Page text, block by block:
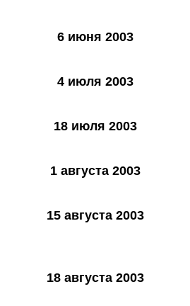
6 июня 2003
4 июля 2003
18 июля 2003
1 августа 2003
15 августа 2003
18 августа 2003